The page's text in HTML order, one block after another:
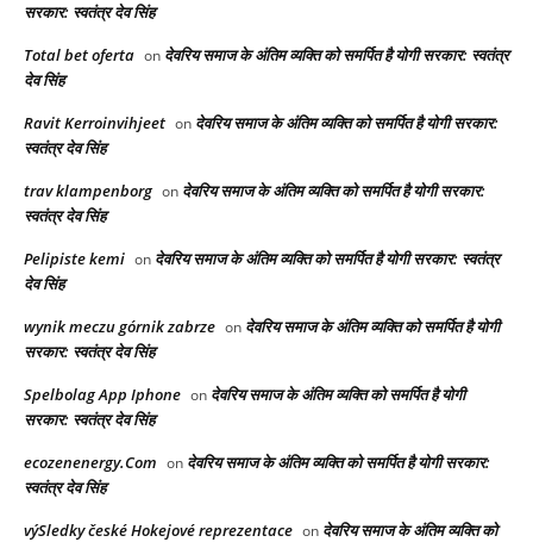
सरकार: स्वतंत्र देव सिंह
Total bet oferta on देवरिय समाज के अंतिम व्यक्ति को समर्पित है योगी सरकार: स्वतंत्र
देव सिंह
Ravit Kerroinvihjeet on देवरिय समाज के अंतिम व्यक्ति को समर्पित है योगी सरकार:
स्वतंत्र देव सिंह
trav klampenborg on देवरिय समाज के अंतिम व्यक्ति को समर्पित है योगी सरकार:
स्वतंत्र देव सिंह
Pelipiste kemi on देवरिय समाज के अंतिम व्यक्ति को समर्पित है योगी सरकार: स्वतंत्र
देव सिंह
wynik meczu górnik zabrze on देवरिय समाज के अंतिम व्यक्ति को समर्पित है योगी
सरकार: स्वतंत्र देव सिंह
Spelbolag App Iphone on देवरिय समाज के अंतिम व्यक्ति को समर्पित है योगी
सरकार: स्वतंत्र देव सिंह
ecozenenergy.Com on देवरिय समाज के अंतिम व्यक्ति को समर्पित है योगी सरकार:
स्वतंत्र देव सिंह
výSledky české Hokejové reprezentace on देवरिय समाज के अंतिम व्यक्ति को